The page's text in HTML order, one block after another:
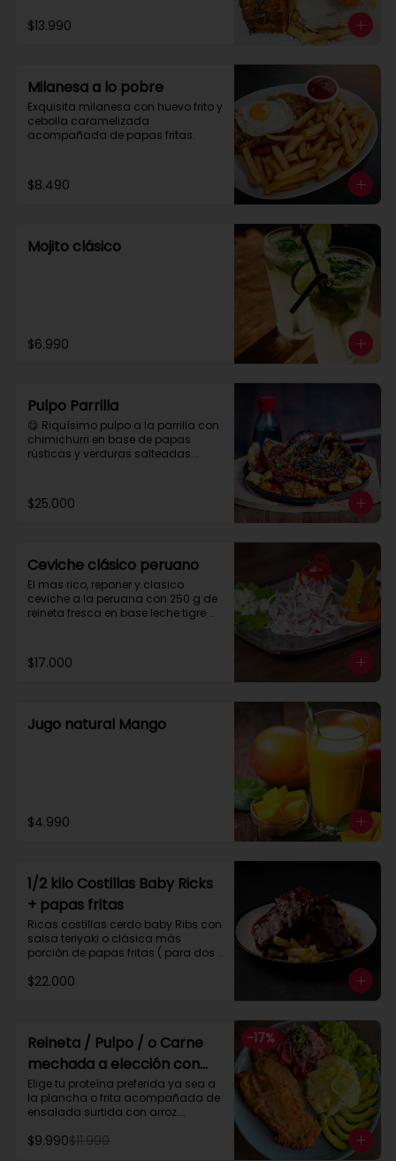
$13.990
Milanesa a lo pobre
Exquisita milanesa con huevo frito y
cebolla caramelizada
acompañada de papas fritas.
$8.490
Mojito clásico
$6.990
Pulpo Parrilla
😋 Riquísimo pulpo a la parrilla con
chimichurri en base de papas
rústicas y verduras salteadas.
$25.000
Ceviche clásico peruano
El mas rico, reponer y clasico
ceviche a la peruana con 250 g de
reineta fresca en base leche tigre
$17.000
Jugo natural Mango
$4.990
1/2 kilo Costillas Baby Ricks
+ papas fritas
Ricas costillas cerdo baby Ribs con
salsa teriyaki o clásica más
porción de papas fritas ( para dos
$22.000
-17%
Reineta / Pulpo / o Carne
mechada a elección con
ensalada surtida y arroz
Elige tu proteína preferida ya sea a
la plancha o frita acompañada de
ensalada surtida con arroz.
_ Reineta frita o plancha
$9.990$11.990